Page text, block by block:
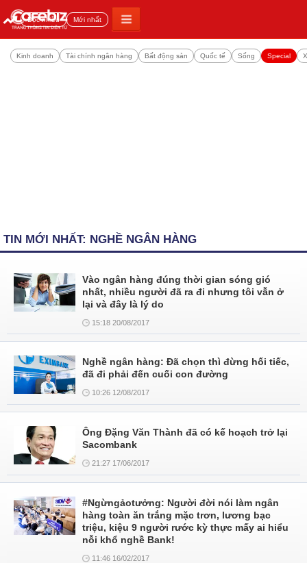
Đọc nhiều Mới nhất
Kinh doanh Tài chính ngân hàng Bất động sản Quốc tế Sống Special
TIN MỚI NHẤT: NGHỀ NGÂN HÀNG
Vào ngân hàng đúng thời gian sóng gió
nhất, nhiều người đã ra đi nhưng tôi vẫn ở
lại và đây là lý do
15:18 20/08/2017
Nghề ngân hàng: Đã chọn thì đừng hối tiếc,
đã đi phải đến cuối con đường
10:26 12/08/2017
Ông Đặng Văn Thành đã có kế hoạch trở lại
Sacombank
21:27 17/06/2017
#Ngừngảotưởng: Người đời nói làm ngân
hàng toàn ăn trắng mặc trơn, lương bạc
triệu, kiệu 9 người rước kỳ thực mấy ai hiểu
nỗi khổ nghề Bank!
11:46 16/02/2017